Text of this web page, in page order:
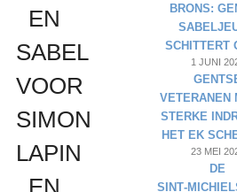
EN
SABEL
VOOR
SIMON
LAPIN
EN
BRONS:
SCHITTERT
1 JUNI
VETERANEN
STERKE
HET EK
23 MEI
DE